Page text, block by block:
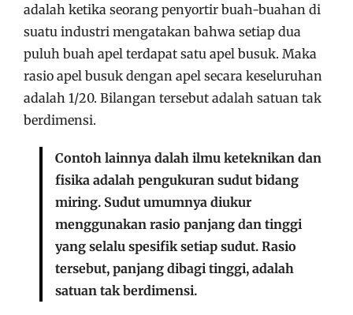
adalah ketika seorang penyortir buah-buahan di
suatu industri mengatakan bahwa setiap dua
puluh buah apel terdapat satu apel busuk. Maka
rasio apel busuk dengan apel secara keseluruhan
adalah 1/20. Bilangan tersebut adalah satuan tak
berdimensi.
Contoh lainnya dalah ilmu keteknikan dan
fisika adalah pengukuran sudut bidang
miring. Sudut umumnya diukur
menggunakan rasio panjang dan tinggi
yang selalu spesifik setiap sudut. Rasio
tersebut, panjang dibagi tinggi, adalah
satuan tak berdimensi.